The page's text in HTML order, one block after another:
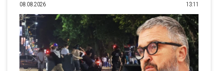
08.08.2026 13:11